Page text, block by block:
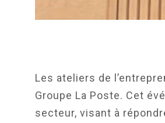
Les ateliers de
Groupe La Poste. Cet
secteur, visant à